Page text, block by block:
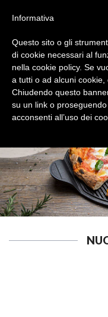
TENDI E STIRA
Informativa
Questo sito o gli
di cookie necessari al
nella cookie policy. Se
a tutti o ad alcuni cookie,
Chiudendo questo
su un link o
acconsenti all’uso dei